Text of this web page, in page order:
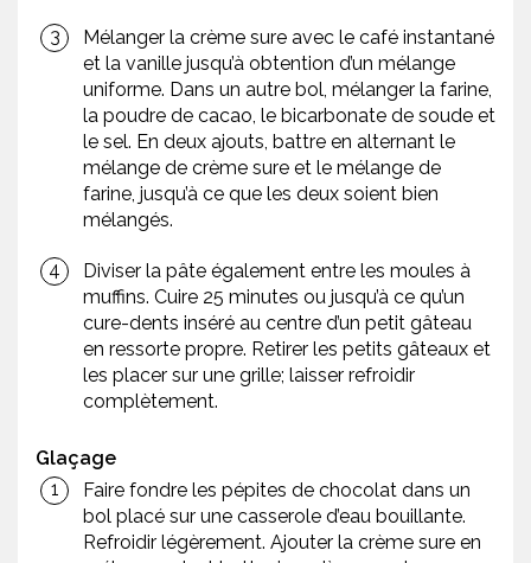
Mélanger la crème sure avec le café instantané
et la vanille jusqu’à obtention d’un mélange
uniforme. Dans un autre bol, mélanger la farine,
la poudre de cacao, le bicarbonate de soude et
le sel. En deux ajouts, battre en alternant le
mélange de crème sure et le mélange de
farine, jusqu’à ce que les deux soient bien
mélangés.
Diviser la pâte également entre les moules à
muffins. Cuire 25 minutes ou jusqu’à ce qu’un
cure-dents inséré au centre d’un petit gâteau
en ressorte propre. Retirer les petits gâteaux et
les placer sur une grille; laisser refroidir
complètement.
Glaçage
Faire fondre les pépites de chocolat dans un
bol placé sur une casserole d’eau bouillante.
Refroidir légèrement. Ajouter la crème sure en